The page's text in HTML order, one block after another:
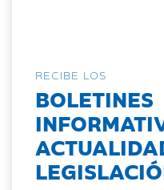
RECIBE LOS
BOLETINES